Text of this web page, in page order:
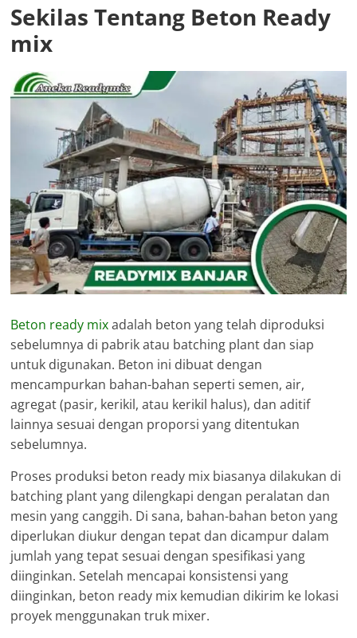
Sekilas Tentang Beton Ready
mix
Beton ready mixadalah beton yang telah diproduksi
sebelumnya di pabrik atau batching plant dan siap
untuk digunakan. Beton ini dibuat dengan
mencampurkan bahan-bahan seperti semen, air,
agregat (pasir, kerikil, atau kerikil halus), dan aditif
lainnya sesuai dengan proporsi yang ditentukan
sebelumnya.
Proses produksi beton ready mix biasanya dilakukan di
batching plant yang dilengkapi dengan peralatan dan
mesin yang canggih. Di sana, bahan-bahan beton yang
diperlukan diukur dengan tepat dan dicampur dalam
jumlah yang tepat sesuai dengan spesifikasi yang
diinginkan. Setelah mencapai konsistensi yang
diinginkan, beton ready mix kemudian dikirim ke lokasi
proyek menggunakan truk mixer.